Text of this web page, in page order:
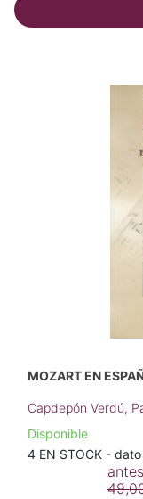
MOZART EN
Capdepón Verdú,
Disponible
4 EN STOCK -